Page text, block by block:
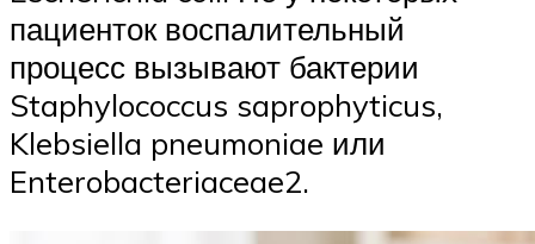
пациенток воспалительный
процесс вызывают бактерии
Staphylococcus saprophyticus,
Klebsiella pneumoniae или
Enterobacteriaceae2.